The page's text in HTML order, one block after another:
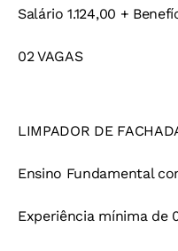
Salário 1.124,00 +
02 VAGAS
LIMPADOR DE
Ensino Fundamental
Experiência mínima de